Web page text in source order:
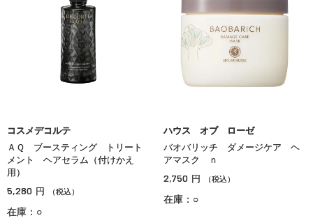
コスメデコルテ
ＡＱ ブースティング トリート
メント ヘアセラム（付けかえ
用）
5,280 円 （税込）
在庫：○
ハウス オブ ローゼ
バオバリッチ ダメージケア ヘ
アマスク ｎ
2,750 円 （税込）
在庫：○